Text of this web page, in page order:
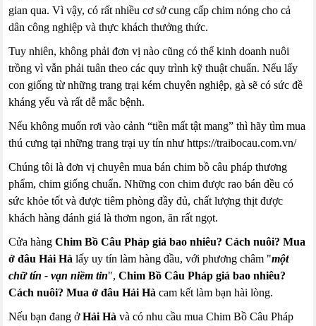
gian qua. Vì vậy, có rất nhiều cơ sở cung cấp chim nóng cho cả
dân công nghiệp và thực khách thưởng thức.
Tuy nhiên, không phải đơn vị nào cũng có thể kinh doanh nuôi
trồng vì vẫn phải tuân theo các quy trình kỹ thuật chuẩn. Nếu lấy
con giống từ những trang trại kém chuyên nghiệp, gà sẽ có sức đề
kháng yếu và rất dễ mắc bệnh.
Nếu không muốn rơi vào cảnh “tiền mất tật mang” thì hãy tìm mua
thú cưng tại những trang trại uy tín như https://traibocau.com.vn/
Chúng tôi là đơn vị chuyên mua bán chim bồ câu pháp thương
phẩm, chim giống chuẩn. Những con chim được rao bán đều có
sức khỏe tốt và được tiêm phòng đầy đủ, chất lượng thịt được
khách hàng đánh giá là thơm ngon, ăn rất ngọt.
Cửa hàngChim Bồ Câu Pháp giá bao nhiêu? Cách nuôi? Mua
ở đâu Hải Hà lấy uy tín làm hàng đầu, với phương châm "một
chữ tín - vạn niềm tin",Chim Bồ Câu Pháp giá bao nhiêu?
Cách nuôi? Mua ở đâu Hải Hà cam kết làm bạn hài lòng.
Nếu bạn đang ởHải Hà và có nhu cầu mua Chim Bồ Câu Pháp